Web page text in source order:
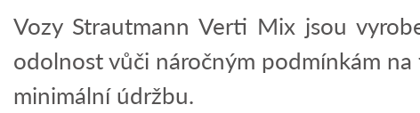
Vozy Strautmann Verti Mix jsou
odolnost vůči náročným podmínkám
minimální údržbu.